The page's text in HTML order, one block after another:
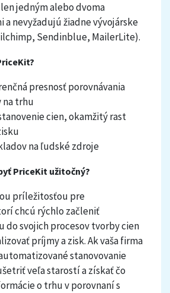
jedným alebo dvoma
nevyžadujú žiadne vývojárske
Sendinblue, MailerLite).
presnosť porovnávania
trhu
cien, okamžitý rast
na ľudské zdroje
PriceKit užitočný?
príležitosťou pre
chcú rýchlo začleniť
do svojich procesov tvorby cien
príjmy a zisk. Ak vaša firma
stanovovanie
veľa starostí a získať čo
o trhu v porovnaní s